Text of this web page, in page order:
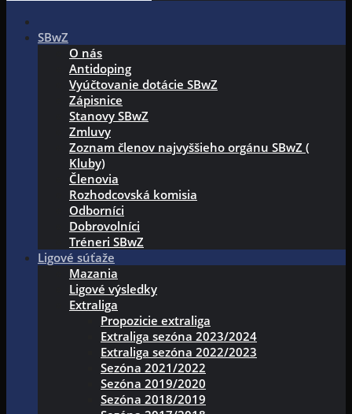
SBwZ
O nás
Antidoping
Vyúčtovanie dotácie SBwZ
Zápisnice
Stanovy SBwZ
Zmluvy
Zoznam členov najvyššieho orgánu SBwZ (
Kluby)
Členovia
Rozhodcovská komisia
Odborníci
Dobrovolníci
Tréneri SBwZ
Ligové súťaže
Mazania
Ligové výsledky
Extraliga
Propozicie extraliga
Extraliga sezóna 2023/2024
Extraliga sezóna 2022/2023
Sezóna 2021/2022
Sezóna 2019/2020
Sezóna 2018/2019